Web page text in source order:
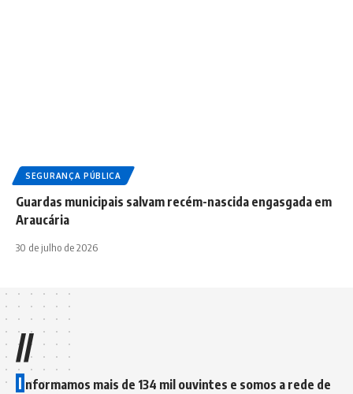
SEGURANÇA PÚBLICA
Guardas municipais salvam recém-nascida engasgada em
Araucária
30 de julho de 2026
//
I nformamos mais de 134 mil ouvintes e somos a rede de